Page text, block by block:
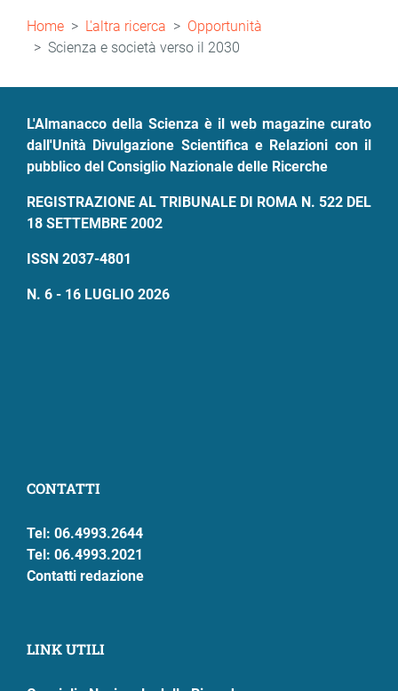
Briciole
di
pane
Home L'altra ricerca
Opportunità
Scienza e società verso il 2030
L'Almanacco della Scienza è il web magazine curato
dall'Unità Divulgazione Scientifica e Relazioni con il
pubblico del Consiglio Nazionale delle Ricerche
REGISTRAZIONE AL TRIBUNALE DI ROMA N. 522 DEL
18 SETTEMBRE 2002
ISSN 2037-4801
N. 6 - 16 LUGLIO 2026
CONTATTI
Tel: 06.4993.2644
Tel: 06.4993.2021
Contatti redazione
LINK UTILI